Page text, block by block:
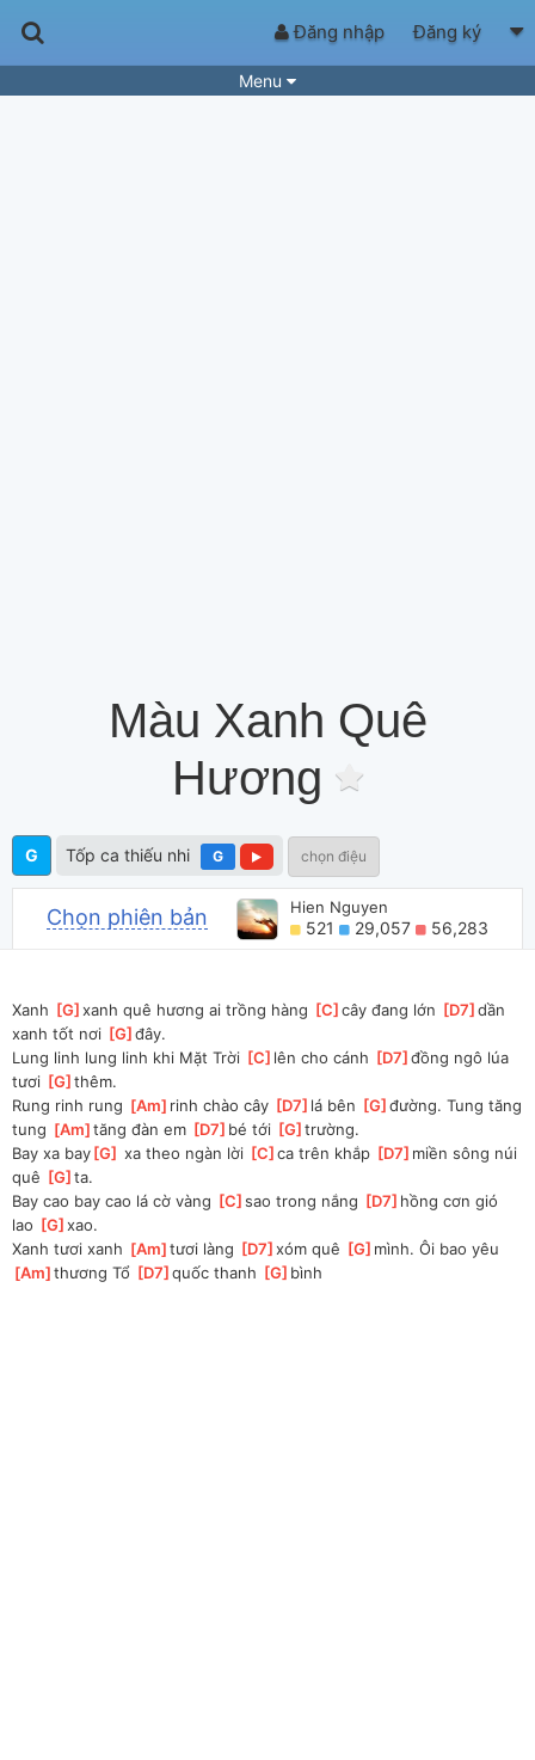
Đăng nhập Đăng ký
Menu
Màu Xanh Quê
Hương
G Tốp ca thiếu nhi G chọn điệu
Chọn phiên bản Hien Nguyen
521 29,057 56,283
Xanh [G ]
xanh quê hương ai trồng hàng [C ]
cây đang lớn [D7 ]
dần
xanh tốt nơi [G ]
đây.
Lung linh lung linh khi Mặt Trời [C ]lên cho cánh [D7 ]
đồng ngô lúa
tươi [G ]thêm.
Rung rinh rung [Am ]rinh chào cây [D7 ]lá bên [G ]
đường. Tung tăng
tung [Am ]tăng đàn em [D7 ]bé tới [G ]trường.
Bay xa bay[G ] xa theo ngàn lời [C ]
ca trên khắp [D7 ]miền sông núi
quê [G ]ta.
Bay cao bay cao lá cờ vàng [C ]
sao trong nắng [D7 ]hồng cơn gió
lao [G ]
xao.
Xanh tươi xanh [Am ]tươi làng [D7 ]
xóm quê [G ]mình. Ôi bao yêu
Am ]thương Tổ [D7 ]
quốc thanh [G ]bình